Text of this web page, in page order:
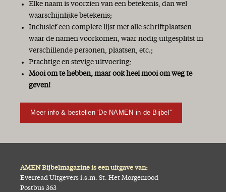
Elke naam is voorzien van een betekenis, dan wel
waarschijnlijke betekenis;
Inclusief een complete lijst met alle schriftplaatsen
waar de namen voorkomen, waar nodig uitgesplitst in
verschillende personen, plaatsen, etc.;
Prachtige en stevige uitvoering;
Mooi om te hebben, maar ook heel mooi om weg te
geven!
Meer info & bestellen 'De NAMEN in de Bijbel''
AMEN Bijbelmagazine is een uitgave van:
Everread Uitgevers i.s.m. St. Het Morgenrood
Postbus 363